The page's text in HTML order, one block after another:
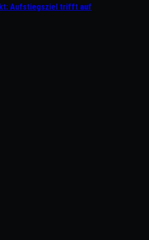
Aufstiegsziel trifft auf